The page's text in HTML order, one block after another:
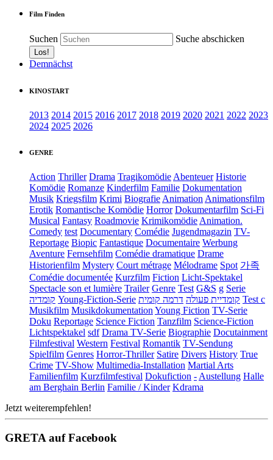
Film Finden
Suchen Suche abschicken
Demnächst
KINOSTART
2013 2014 2015 2016 2017 2018 2019 2020 2021 2022 2023
2024 2025 2026
GENRE
Action Thriller Drama TragikomödieAbenteuer Historie
Komödie Romanze Kinderfilm Familie Dokumentation
Musik Kriegsfilm Krimi BiografieAnimationAnimationsfilm
Erotik Romantische Komödie Horror Dokumentarfilm Sci-Fi
Musical Fantasy Roadmovie KrimikomödieAnimation.
Comedy test Documentary Comédie Jugendmagazin TV-
Reportage Biopic Fantastique Documentaire Werbung
Aventure Fernsehfilm Comédie dramatique Drame
Historienfilm Mystery Court métrage Mélodrame Spot 가족
Comédie documentée Kurzfilm Fiction Licht-Spektakel
Spectacle son et lumière Trailer Genre Test G&S g Serie
קומדיה Young-Fiction-Serie קומדיית פעולה דרמה קומית
Test c
Musikfilm MusikdokumentationYoung Fiction TV-Serie
Doku Reportage Science Fiction Tanzfilm Science-Fiction
Lichtspektakel sdf Drama TV-Serie Biographie Docutainment
Filmfestival Western Festival Romantik TV-Sendung
Spielfilm Genres Horror-Thriller Satire Divers History True
Crime TV-Show Multimedia-Installation Martial Arts
Familienfilm Kurzfilmfestival Dokufiction -Austellung Halle
am Berghain Berlin Familie / Kinder Kdrama
Jetzt weiterempfehlen!
GRETA auf Facebook